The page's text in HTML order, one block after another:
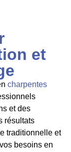
et
charpentes
et des
résultats
traditionnelle et
besoins en